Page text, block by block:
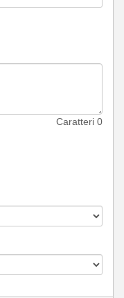
Caratteri 0